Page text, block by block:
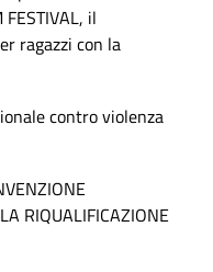
il
ragazzi con la
contro violenza
RIQUALIFICAZIONE